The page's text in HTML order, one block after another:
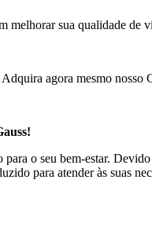
sua qualidade de
agora mesmo
o seu bem-estar.
para atender às suas